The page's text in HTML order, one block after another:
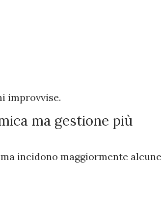
improvvise.
ma gestione più
incidono maggiormente alcune